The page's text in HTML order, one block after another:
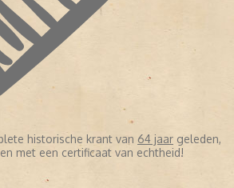
historische krant van 64 jaar geleden,
met een certificaat van echtheid!